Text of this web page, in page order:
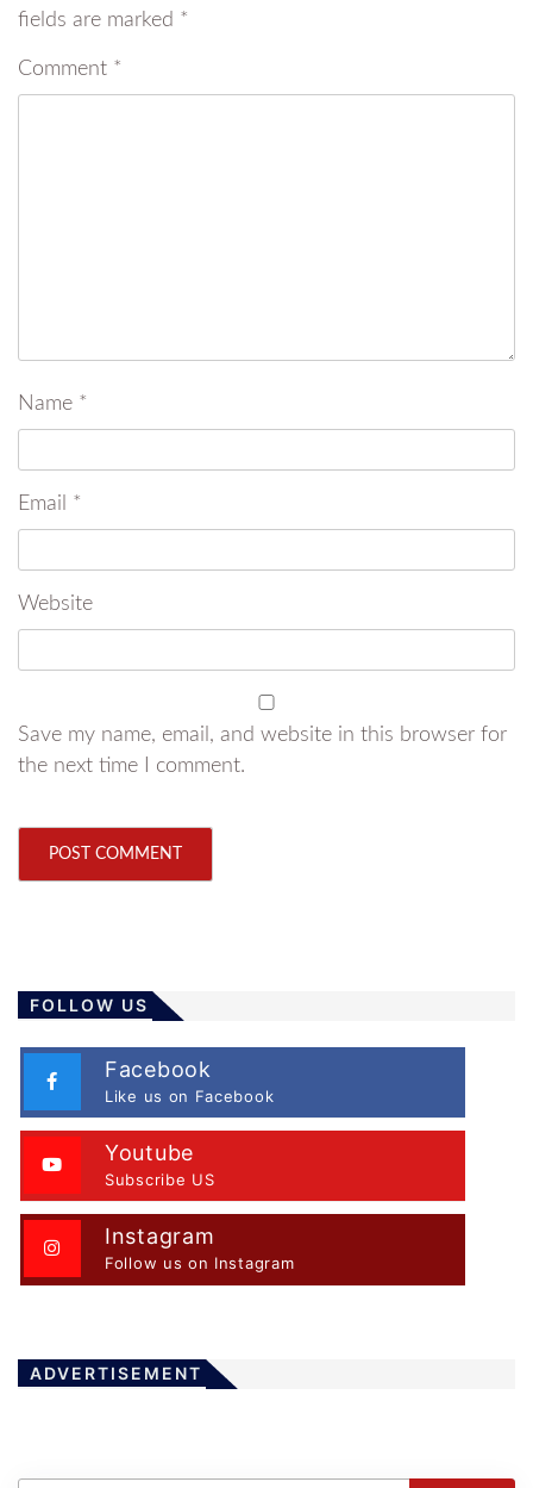
fields are marked *
Comment *
Name *
Email *
Website
Save my name, email, and website in this browser for
the next time I comment.
FOLLOW US
Facebook
Like us on Facebook
Youtube
Subscribe US
Instagram
Follow us on Instagram
ADVERTISEMENT